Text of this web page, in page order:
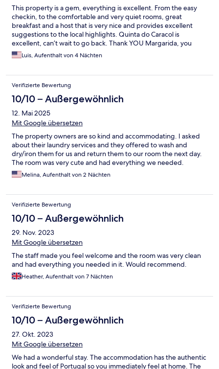
This property is a gem, everything is excellent. From the easy
checkin, to the comfortable and very quiet rooms, great
breakfast and a host that is very nice and provides excellent
suggestions to the local highlights. Quinta do Caracol is
excellent, can’t wait to go back. Thank YOU Margarida, you
have a fantastic place.
Luis, Aufenthalt von 4 Nächten
Verifizierte Bewertung
10/10 – Außergewöhnlich
12. Mai 2025
Mit Google übersetzen
The property owners are so kind and accommodating. I asked
about their laundry services and they offered to wash and
dry/iron them for us and return them to our room the next day.
The room was very cute and had everything we needed.
Melina, Aufenthalt von 2 Nächten
Verifizierte Bewertung
10/10 – Außergewöhnlich
29. Nov. 2023
Mit Google übersetzen
The staff made you feel welcome and the room was very clean
and had everything you needed in it. Would recommend.
Heather, Aufenthalt von 7 Nächten
Verifizierte Bewertung
10/10 – Außergewöhnlich
27. Okt. 2023
Mit Google übersetzen
We had a wonderful stay. The accommodation has the authentic
look and feel of Portugal so you immediately feel at home. The